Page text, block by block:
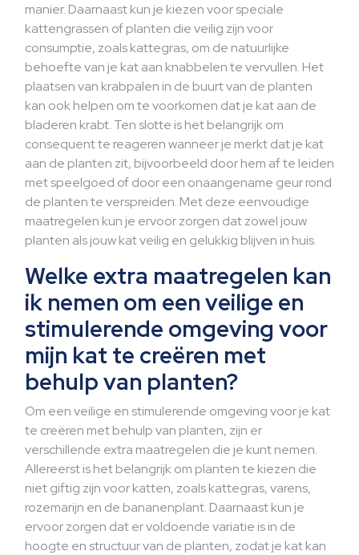
manier. Daarnaast kun je kiezen voor speciale
kattengrassen of planten die veilig zijn voor
consumptie, zoals kattegras, om de natuurlijke
behoefte van je kat aan knabbelen te vervullen. Het
plaatsen van krabpalen in de buurt van de planten
kan ook helpen om te voorkomen dat je kat aan de
bladeren krabt. Ten slotte is het belangrijk om
consequent te reageren wanneer je merkt dat je kat
aan de planten zit, bijvoorbeeld door hem af te leiden
met speelgoed of door een onaangename geur rond
de planten te verspreiden. Met deze eenvoudige
maatregelen kun je ervoor zorgen dat zowel jouw
planten als jouw kat veilig en gelukkig blijven in huis.
Welke extra maatregelen kan
ik nemen om een veilige en
stimulerende omgeving voor
mijn kat te creëren met
behulp van planten?
Om een veilige en stimulerende omgeving voor je kat
te creëren met behulp van planten, zijn er
verschillende extra maatregelen die je kunt nemen.
Allereerst is het belangrijk om planten te kiezen die
niet giftig zijn voor katten, zoals kattegras, varens,
rozemarijn en de bananenplant. Daarnaast kun je
ervoor zorgen dat er voldoende variatie is in de
hoogte en structuur van de planten, zodat je kat kan